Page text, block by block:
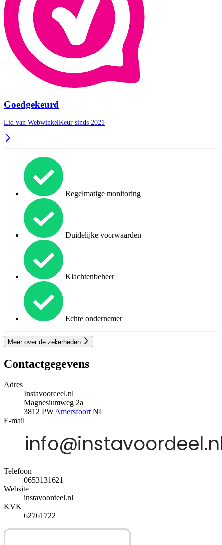
Goedgekeurd
Lid van WebwinkelKeur sinds 2021
Regelmatige monitoring
Duidelijke voorwaarden
Klachtenbeheer
Echte ondernemer
Meer over de zekerheden
Contactgegevens
Adres
Instavoordeel.nl
Magnesiumweg 2a
3812 PW Amersfoort NL
E-mail
Telefoon
0653131621
Website
instavoordeel.nl
KVK
62761722